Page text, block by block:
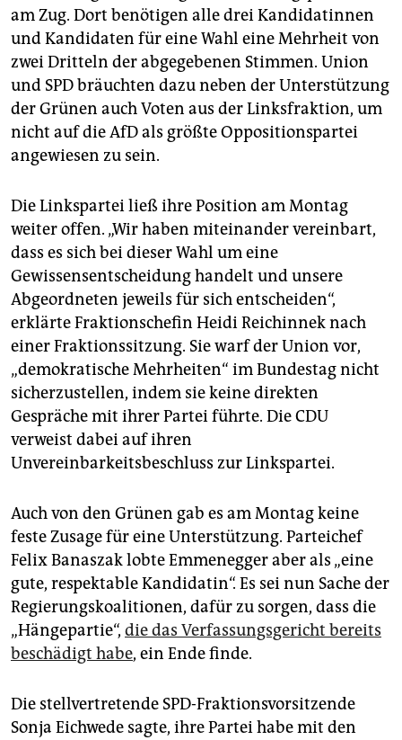
am Zug. Dort benötigen alle drei Kandidatinnen
und Kandidaten für eine Wahl eine Mehrheit von
zwei Dritteln der abgegebenen Stimmen. Union
und SPD bräuchten dazu neben der Unterstützung
der Grünen auch Voten aus der Linksfraktion, um
nicht auf die AfD als größte Oppositionspartei
angewiesen zu sein.
Die Linkspartei ließ ihre Position am Montag
weiter offen. „Wir haben miteinander vereinbart,
dass es sich bei dieser Wahl um eine
Gewissensentscheidung handelt und unsere
Abgeordneten jeweils für sich entscheiden“,
erklärte Fraktionschefin Heidi Reichinnek nach
einer Fraktionssitzung. Sie warf der Union vor,
„demokratische Mehrheiten“ im Bundestag nicht
sicherzustellen, indem sie keine direkten
Gespräche mit ihrer Partei führte. Die CDU
verweist dabei auf ihren
Unvereinbarkeitsbeschluss zur Linkspartei.
Auch von den Grünen gab es am Montag keine
feste Zusage für eine Unterstützung. Parteichef
Felix Banaszak lobte Emmenegger aber als „eine
gute, respektable Kandidatin“. Es sei nun Sache der
Regierungskoalitionen, dafür zu sorgen, dass die
„Hängepartie“, die das Verfassungsgericht bereits
beschädigt habe, ein Ende finde.
Die stellvertretende SPD-Fraktionsvorsitzende
Sonja Eichwede sagte, ihre Partei habe mit den